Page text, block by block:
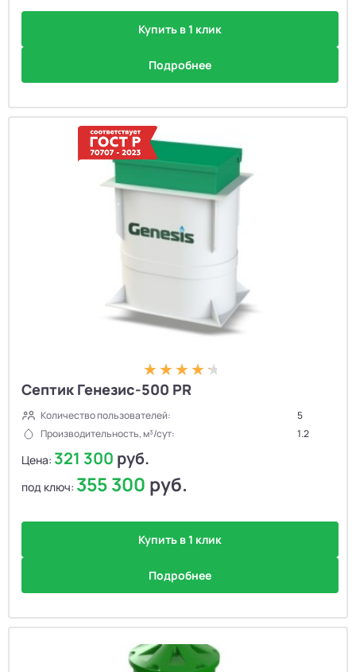
Купить в 1 клик
Подробнее
Септик Генезис-500 PR
Количество пользователей:
5
Производительность, м³/сут:
1.2
Цена: 321 300 руб.
под ключ: 355 300 руб.
Купить в 1 клик
Подробнее